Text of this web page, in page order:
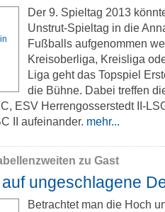
Der 9. Spieltag 2013
Unstrut-Spieltag in die
Fußballs aufgenommen
Kreisoberliga, Kreisliga
Liga geht das Topspiel
die Bühne. Dabei treffen
ESV Herrengosserstedt II-
II aufeinander. mehr...
zu Gast
ungeschlagene
Betrachtet man die Hoch